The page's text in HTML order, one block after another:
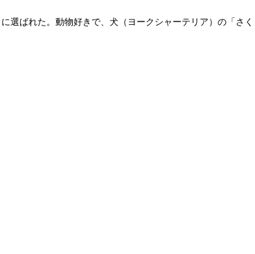
ばれた。動物好きで、犬（ヨークシャーテリア）の「さ